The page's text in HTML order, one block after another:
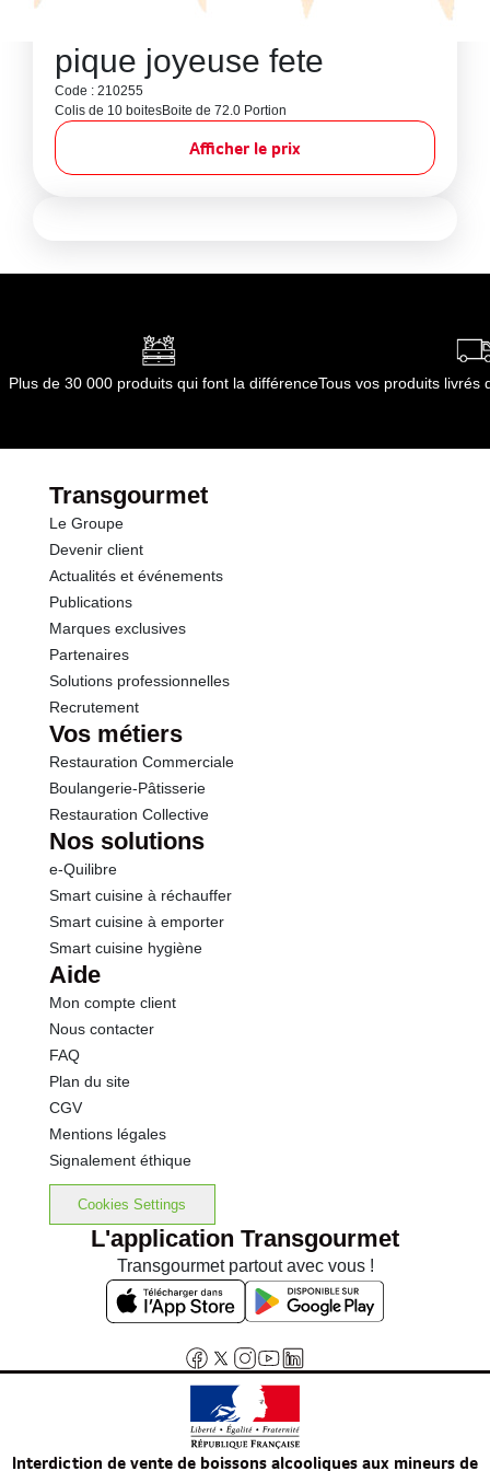
pique joyeuse fete
Code : 210255
Colis de 10 boitesBoite de 72.0 Portion
Afficher le prix
Plus de 30 000 produits qui font la différenceTous vos produits livrés
Transgourmet
Le Groupe
Devenir client
Actualités et événements
Publications
Marques exclusives
Partenaires
Solutions professionnelles
Recrutement
Vos métiers
Restauration Commerciale
Boulangerie-Pâtisserie
Restauration Collective
Nos solutions
e-Quilibre
Smart cuisine à réchauffer
Smart cuisine à emporter
Smart cuisine hygiène
Aide
Mon compte client
Nous contacter
FAQ
Plan du site
CGV
Mentions légales
Signalement éthique
Cookies Settings
L'application Transgourmet
Transgourmet partout avec vous !
Interdiction de vente de boissons alcooliques aux mineurs de